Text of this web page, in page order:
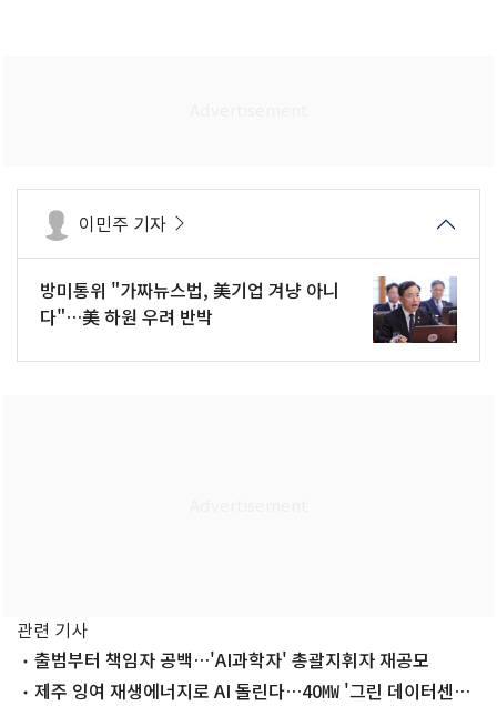
이민주 기자
방미통위 "가짜뉴스법, 美기업 겨냥 아니
다"…美 하원 우려 반박
관련 기사
출범부터 책임자 공백…'AI과학자' 총괄지휘자 재공모
제주 잉여 재생에너지로 AI 돌린다…40㎿ '그린 데이터센터'